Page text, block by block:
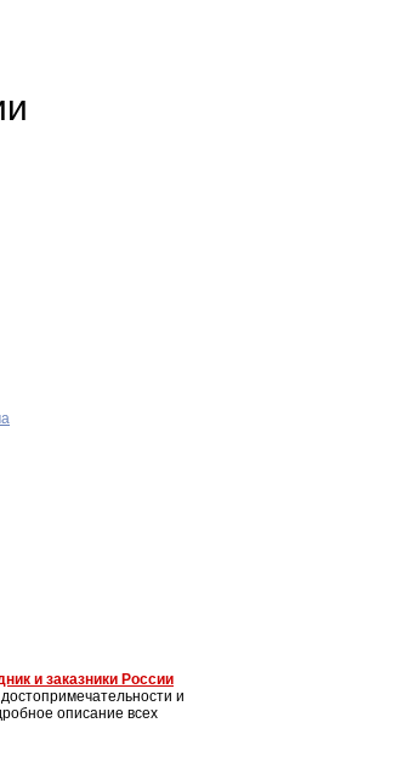
и заказники России
и
описание всех